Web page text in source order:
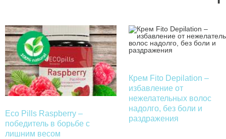
Eco Pills Raspberry –
победитель в борьбе с
лишним весом
Крем Fito Depilation –
избавление от
нежелательных волос
надолго, без боли и
раздражения